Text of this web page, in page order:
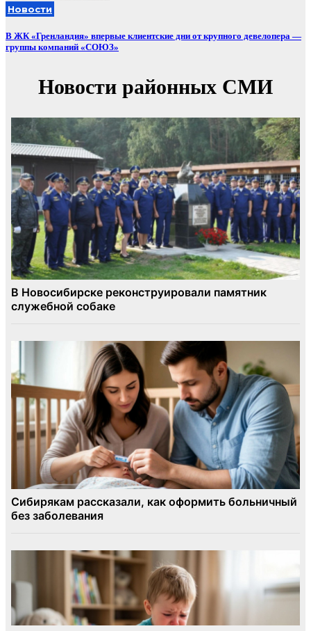
Новости
В ЖК «Гренландия» впервые клиентские дни от крупного девелопера —
группы компаний «СОЮЗ»